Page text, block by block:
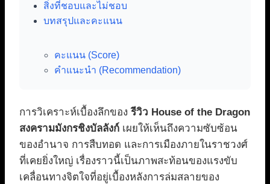
สิ่งที่ชอบและไม่ชอบ
บทสรุปและคะแนน
คะแนน (Score)
คำแนะนำ (Recommendation)
การวิเคราะห์เบื้องลึกของรีวิว House of the Dragon
สงครามมังกรชิงบัลลังก์ เผยให้เห็นถึงความซับซ้อน
ของอำนาจ การสืบทอด และการเมืองภายในราชวงศ์
ที่เคยยิ่งใหญ่ เรื่องราวนี้เป็นภาพสะท้อนของแรงขับ
เคลื่อนทางจิตใจที่อยู่เบื้องหลังการล่มสลายของ